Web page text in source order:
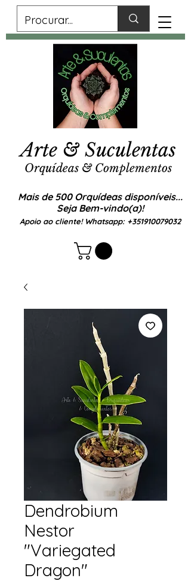
Mais de 500 Orquídeas disponíveis...
Seja Bem-vindo(a)!
Apoio ao cliente! Whatsapp: +351910079032
Arte & Suculentas
Orquídeas & Complementos
Dendrobium
Nestor
"Variegated
Dragon"